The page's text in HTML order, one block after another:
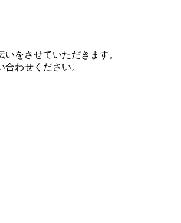
をさせていただきます。
わせください。